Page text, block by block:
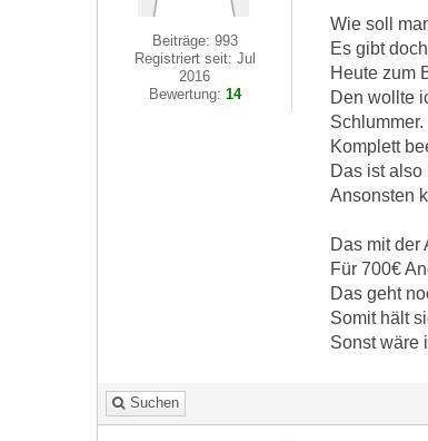
Beiträge: 993
Registriert seit: Jul
2016
Bewertung: 14
Wie soll
Es gibt
Heute zum
Den wollte
Schlummer.
Komplett
Das ist
Ansonsten
Das mit der
Für 700€
Das geht
Somit hält
Sonst wäre
Suchen